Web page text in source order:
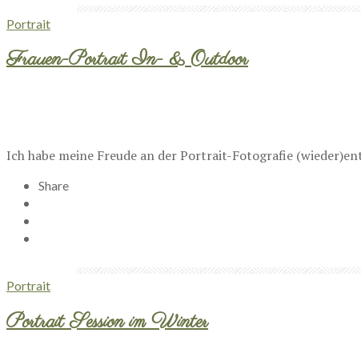
Portrait
Frauen-Portrait In- & Outdoor
Ich habe meine Freude an der Portrait-Fotografie
Share
Portrait
Portrait Session im Winter